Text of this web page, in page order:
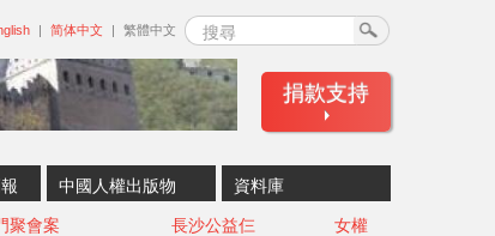
搜尋
简体中文 繁體中文
捐款支持
中國人權出版物 資料庫
聚會案 長沙公益仨 女權